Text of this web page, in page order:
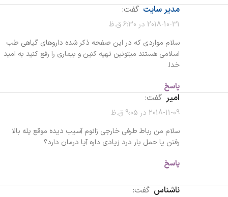
مدیر سایت گفت:
2018-10-31 در 6:30 ق.ظ
سلام مواردی که در این صفحه ذکر شده داروهای گیاهی طب
اسلامی هستند میتونین تهیه کنین و بیماری را رفع کنید به امید
خدا.
پاسخ
امیر گفت:
2018-11-09 در 9:05 ق.ظ
سلام من رباط طرفی خارجی زانوم آسیب دیده موقع پله بالا
رفتن یا حمل بار درد زیادی داره آیا درمان دارد؟
پاسخ
ناشناس گفت: